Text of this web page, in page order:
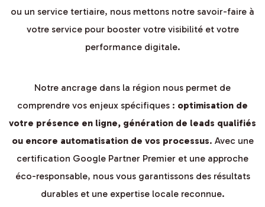
ou un service tertiaire, nous mettons notre savoir-faire à
votre service pour booster votre visibilité et votre
performance digitale.
Notre ancrage dans la région nous permet de
comprendre vos enjeux spécifiques : optimisation de
votre présence en ligne, génération de leads qualifiés
ou encore automatisation de vos processus. Avec une
certification Google Partner Premier et une approche
éco-responsable, nous vous garantissons des résultats
durables et une expertise locale reconnue.